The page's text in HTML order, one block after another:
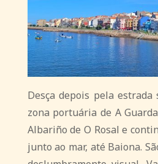
Desça depois pela
zona portuária de A
Albariño de O Rosal e
junto ao mar, até Baiona.